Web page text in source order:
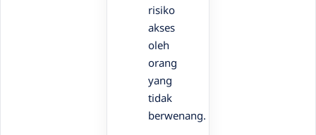
risiko
akses
oleh
orang
yang
tidak
berwenang.